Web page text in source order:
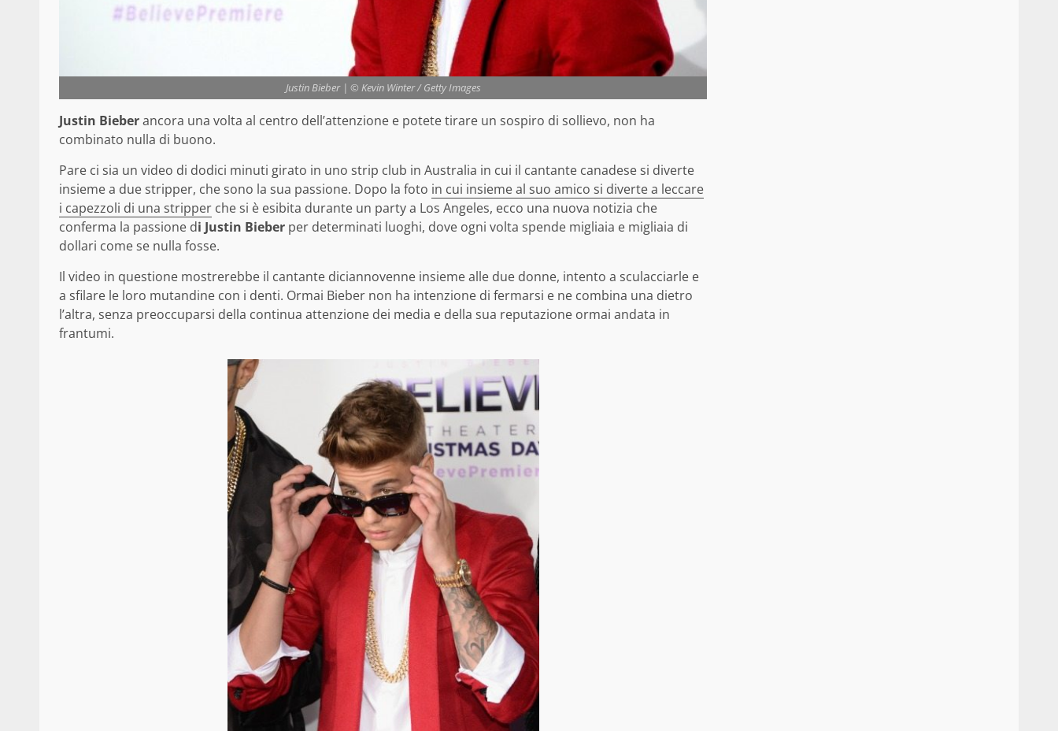
Justin Bieber | © Kevin Winter / Getty Images
Justin Bieberancora una volta al centro dell’attenzione e potete tirare un sospiro di sollievo, non ha
combinato nulla di buono.
Pare ci sia un video di dodici minuti girato in uno strip club in Australia in cui il cantante canadese si diverte
insieme a due stripper, che sono la sua passione. Dopo la foto in cui insieme al suo amico si diverte a leccare
i capezzoli di una stripper che si è esibita durante un party a Los Angeles, ecco una nuova notizia che
conferma la passione di Justin Bieber per determinati luoghi, dove ogni volta spende migliaia e migliaia di
dollari come se nulla fosse.
Il video in questione mostrerebbe il cantante diciannovenne insieme alle due donne, intento a sculacciarle e
a sfilare le loro mutandine con i denti. Ormai Bieber non ha intenzione di fermarsi e ne combina una dietro
l’altra, senza preoccuparsi della continua attenzione dei media e della sua reputazione ormai andata in
frantumi.